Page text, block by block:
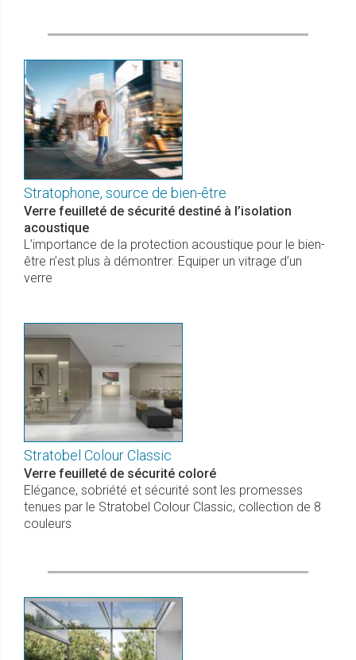
Stratophone, source de bien-être
Verre feuilleté de sécurité destiné à l’isolation
acoustique
L’importance de la protection acoustique pour le bien-
être n’est plus à démontrer. Equiper un vitrage d’un
verre
Stratobel Colour Classic
Verre feuilleté de sécurité coloré
Elégance, sobriété et sécurité sont les promesses
tenues par le Stratobel Colour Classic, collection de 8
couleurs